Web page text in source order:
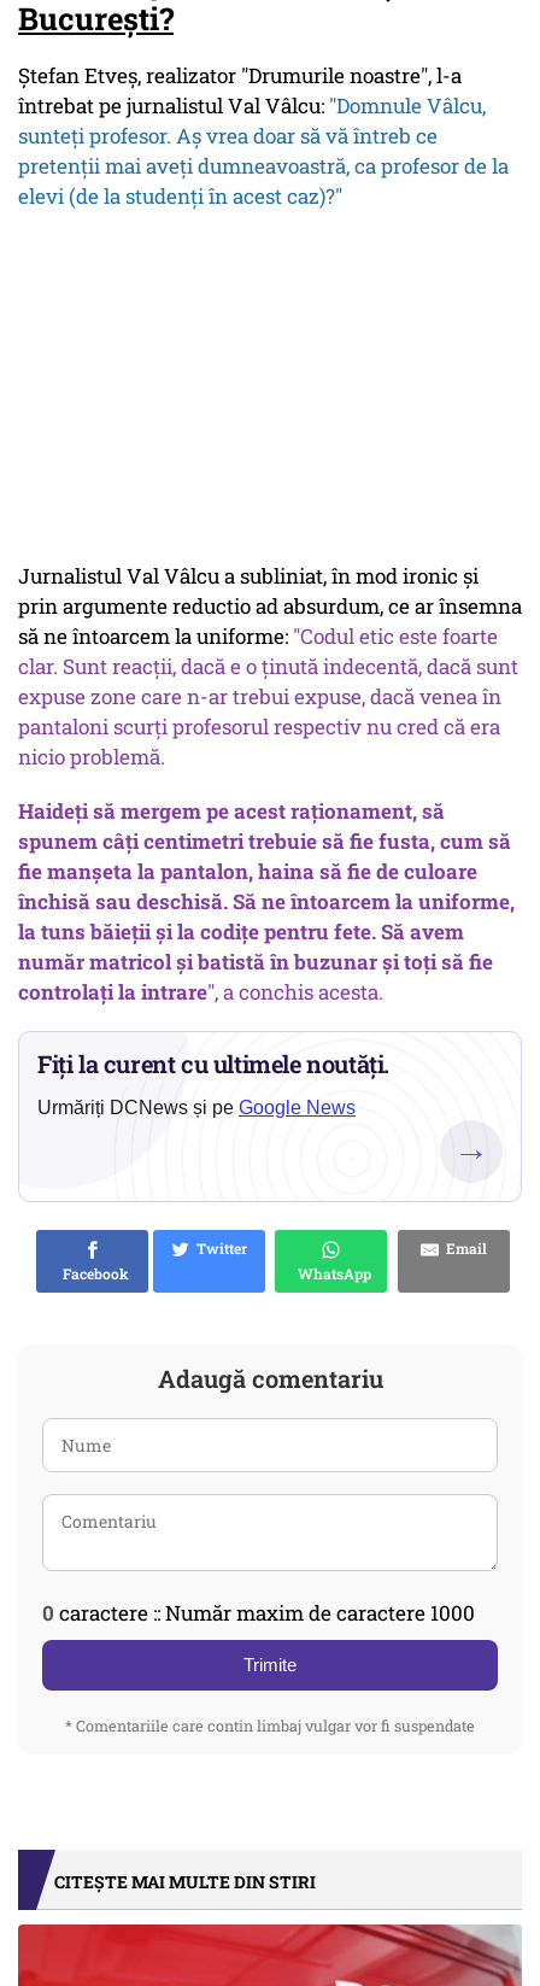
București?
Ștefan Etveș, realizator "Drumurile noastre", l-a
întrebat pe jurnalistul Val Vâlcu: "Domnule Vâlcu,
sunteți profesor. Aș vrea doar să vă întreb ce
pretenții mai aveți dumneavoastră, ca profesor de la
elevi (de la studenți în acest caz)?"
Jurnalistul Val Vâlcu a subliniat, în mod ironic și
prin argumente reductio ad absurdum, ce ar însemna
să ne întoarcem la uniforme: "Codul etic este foarte
clar. Sunt reacții, dacă e o ținută indecentă, dacă sunt
expuse zone care n-ar trebui expuse, dacă venea în
pantaloni scurți profesorul respectiv nu cred că era
nicio problemă.
Haideți să mergem pe acest raționament, să
spunem câți centimetri trebuie să fie fusta, cum să
fie manșeta la pantalon, haina să fie de culoare
închisă sau deschisă. Să ne întoarcem la uniforme,
la tuns băieții și la codițe pentru fete. Să avem
număr matricol și batistă în buzunar și toți să fie
controlați la intrare", a conchis acesta.
Fiți la curent cu ultimele noutăți.
Urmăriți DCNews și pe Google News
→
Facebook
Twitter
WhatsApp
Email
Adaugă comentariu
0 caractere :: Număr maxim de caractere 1000
Trimite
* Comentariile care contin limbaj vulgar vor fi suspendate
CITEȘTE MAI MULTE DIN STIRI